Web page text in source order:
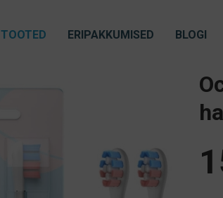
TOOTED ERIPAKKUMISED BLOGI